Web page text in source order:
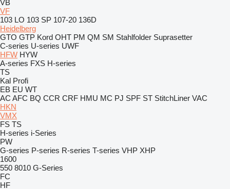
VB
VF
103 LO 103 SP 107-20 136D
Heidelberg
GTO GTP Kord OHT PM QM SM Stahlfolder Suprasetter
C-series U-series UWF
HFW HYW
A-series FXS H-series
TS
Kal Profi
EB EU WT
AC AFC BQ CCR CRF HMU MC PJ SPF ST StitchLiner VAC
HKN
VMX
FS TS
H-series i-Series
PW
G-series P-series R-series T-series VHP XHP
1600
550 8010 G-Series
FC
HF